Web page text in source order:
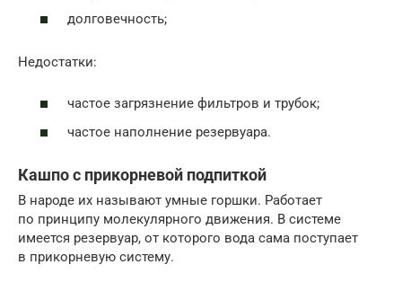
долговечность;
Недостатки:
частое загрязнение фильтров и трубок;
частое наполнение резервуара.
Кашпо с прикорневой подпиткой
В народе их называют умные горшки. Работает
по принципу молекулярного движения. В системе
имеется резервуар, от которого вода сама поступает
в прикорневую систему.